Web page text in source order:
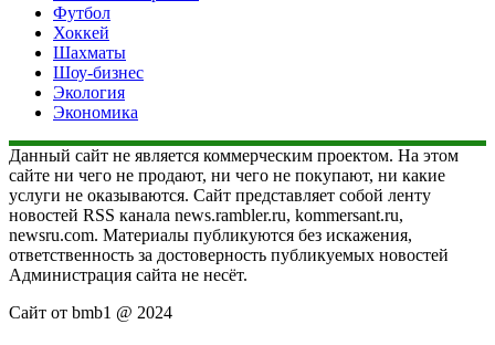
Футбол
Хоккей
Шахматы
Шоу-бизнес
Экология
Экономика
Данный сайт не является коммерческим проектом. На этом
сайте ни чего не продают, ни чего не покупают, ни какие
услуги не оказываются. Сайт представляет собой ленту
новостей RSS канала news.rambler.ru, kommersant.ru,
newsru.com. Материалы публикуются без искажения,
ответственность за достоверность публикуемых новостей
Администрация сайта не несёт.
Сайт от bmb1 @ 2024